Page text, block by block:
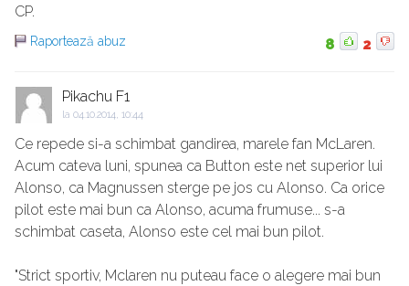
CP.
Raportează abuz 8 2
Pikachu F1
la 04.10.2014, 10:44
Ce repede si-a schimbat gandirea, marele fan McLaren.
Acum cateva luni, spunea ca Button este net superior lui
Alonso, ca Magnussen sterge pe jos cu Alonso. Ca orice
pilot este mai bun ca Alonso, acuma frumuse... s-a
schimbat caseta, Alonso este cel mai bun pilot.
"Strict sportiv, Mclaren nu puteau face o alegere mai bun